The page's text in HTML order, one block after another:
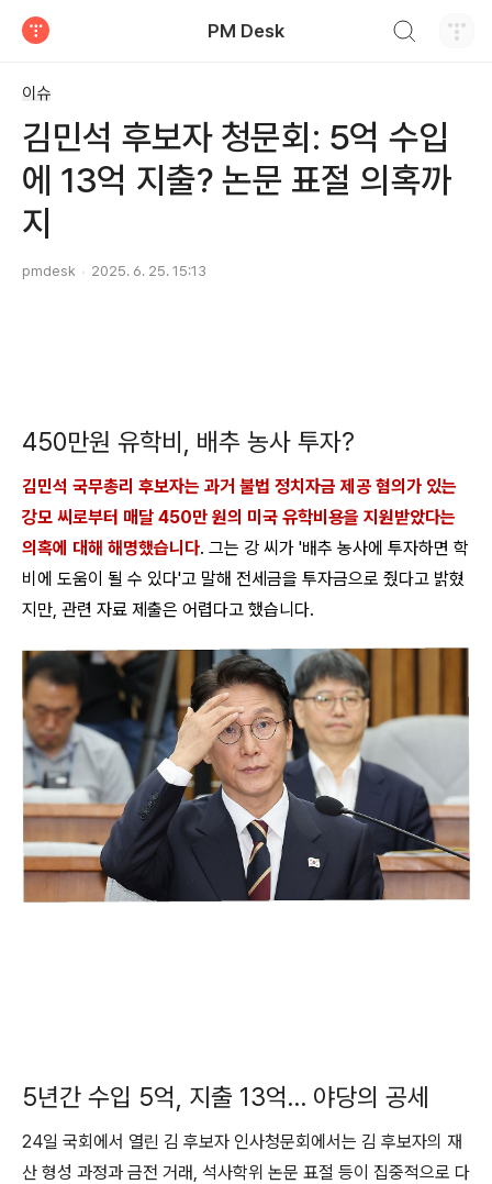
PM Desk
이슈
김민석 후보자 청문회: 5억 수입
에 13억 지출? 논문 표절 의혹까
지
pmdesk 2025. 6. 25. 15:13
450만원 유학비, 배추 농사 투자?
김민석 국무총리 후보자는 과거 불법 정치자금 제공 혐의가 있는
강모 씨로부터 매달 450만 원의 미국 유학비용을 지원받았다는
의혹에 대해 해명했습니다. 그는 강 씨가 '배추 농사에 투자하면 학
비에 도움이 될 수 있다'고 말해 전세금을 투자금으로 줬다고 밝혔
지만, 관련 자료 제출은 어렵다고 했습니다.
5년간 수입 5억, 지출 13억… 야당의 공세
24일 국회에서 열린 김 후보자 인사청문회에서는 김 후보자의 재
산 형성 과정과 금전 거래, 석사학위 논문 표절 등이 집중적으로 다